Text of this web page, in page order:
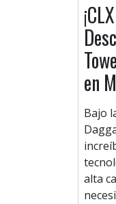
en
Bajo
alta